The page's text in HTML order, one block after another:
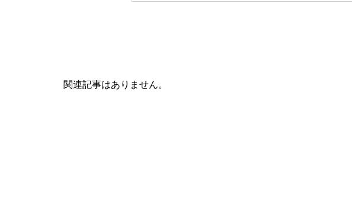
関連記事はありません。